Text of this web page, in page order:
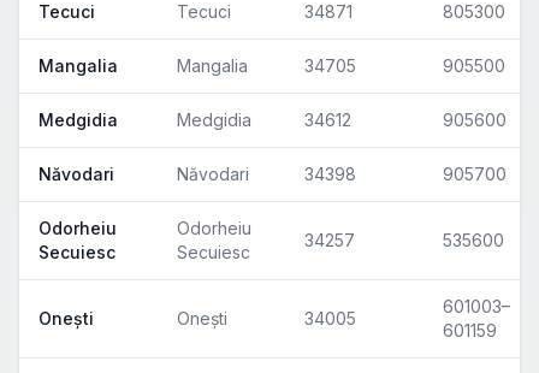
Tecuci Tecuci 34871 805300
Mangalia Mangalia 34705 905500
Medgidia Medgidia 34612 905600
Năvodari Năvodari 34398 905700
Odorheiu
Secuiesc
Odorheiu
Secuiesc
34257 535600
Onești Onești 34005
601003–
601159